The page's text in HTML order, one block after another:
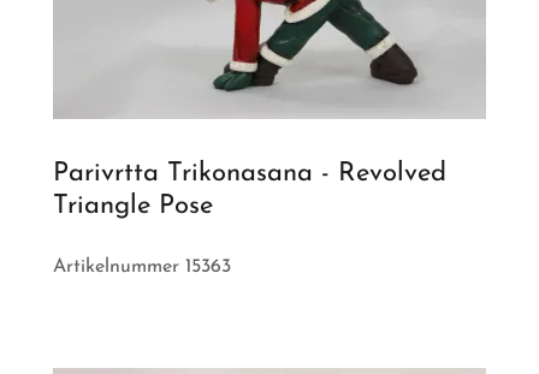
Parivrtta Trikonasana - Revolved
Triangle Pose
Artikelnummer 15363